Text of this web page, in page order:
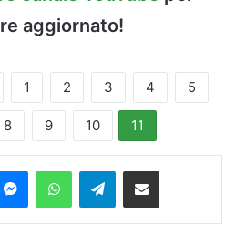
aggiornato!
1 2 3 4 5
8 9 10 11
MessengerWhatsAppTelegramCondividi via Email